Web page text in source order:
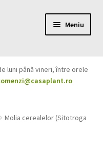
Meniu
luni până vineri, între orele
Molia cerealelor (Sitotroga